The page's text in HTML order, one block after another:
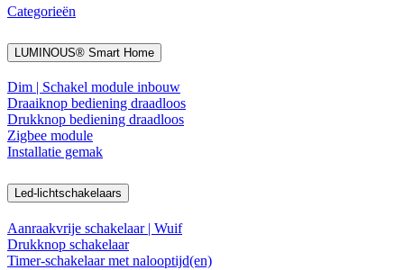
Categorieën
LUMINOUS® Smart Home
Dim | Schakel module inbouw
Draaiknop bediening draadloos
Drukknop bediening draadloos
Zigbee module
Installatie gemak
Led-lichtschakelaars
Aanraakvrije schakelaar | Wuif
Drukknop schakelaar
Timer-schakelaar met nalooptijd(en)